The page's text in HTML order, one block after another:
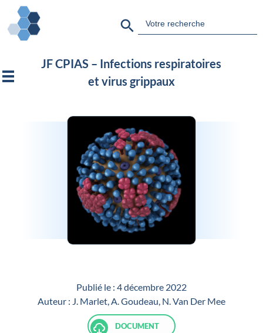
for:
JF CPIAS – Infections respiratoires
et virus grippaux
Publié le : 4 décembre 2022
Auteur : J. Marlet, A. Goudeau, N. Van Der Mee
DOCUMENT